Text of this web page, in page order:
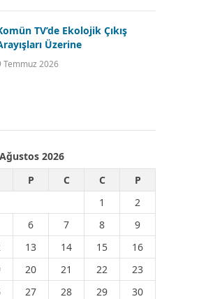
TV’de Ekolojik Çıkış
Üzerine
Temmuz 2026
Ağustos 2026
P C C
P
1
2
6 7 8
9
13 14 15
16
20 21 22
23
27 28 29
30